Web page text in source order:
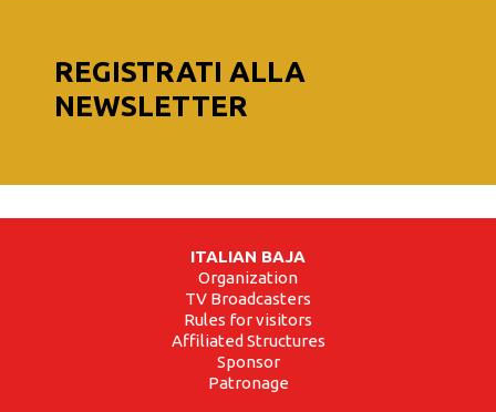
REGISTRATI ALLA
NEWSLETTER
ITALIAN BAJA
Organization
TV Broadcasters
Rules for visitors
Affiliated Structures
Sponsor
Patronage